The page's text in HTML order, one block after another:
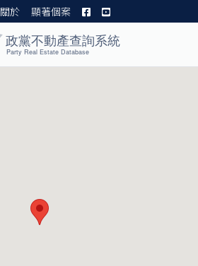
關於 顯著個案